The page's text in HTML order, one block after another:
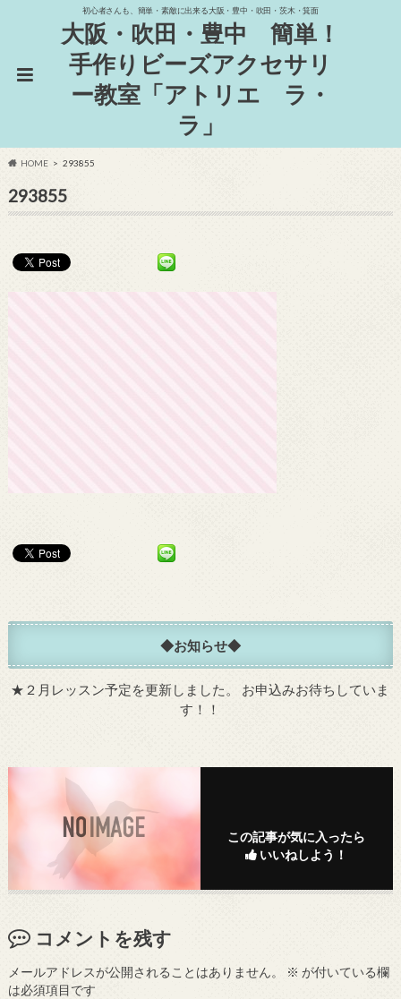
初心者さんも、簡単・素敵に出来る大阪・豊中・吹田・茨木・箕面
大阪・吹田・豊中 簡単！
手作りビーズアクセサリ
ー教室「アトリエ ラ・
ラ」
HOME 293855
293855
◆お知らせ◆
★ ２月レッスン予定を更新しました。
お申込みお待ちしていま
す！！
この記事が気に入ったら
いいねしよう！
コメントを残す
メールアドレスが公開されることはありません。 ※ が付いている欄
は必須項目です